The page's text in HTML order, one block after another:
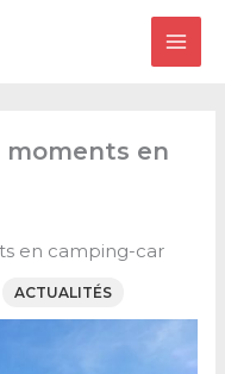
moments en
en camping-car
ACTUALITÉS